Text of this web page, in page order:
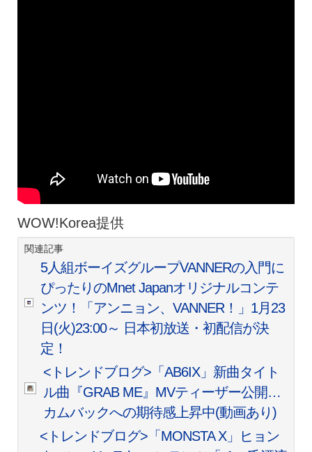
WOW!Korea提供
関連記事
5人組ボーイズグループVANNERの入門に
ぴったりのMnet Japanオリジナルコンテ
ンツ！「アンニョン、VANNER！」1月23
日(火)23:00～ 日本初放送・初配信が決
定！
<トレンドブログ>「AB6IX」新曲タイト
ル曲『GRAB ME』MVティーザー公開…
カムバックへの期待感上昇中(動画あり)
<トレンドブログ>「MONSTA X」ヒョン